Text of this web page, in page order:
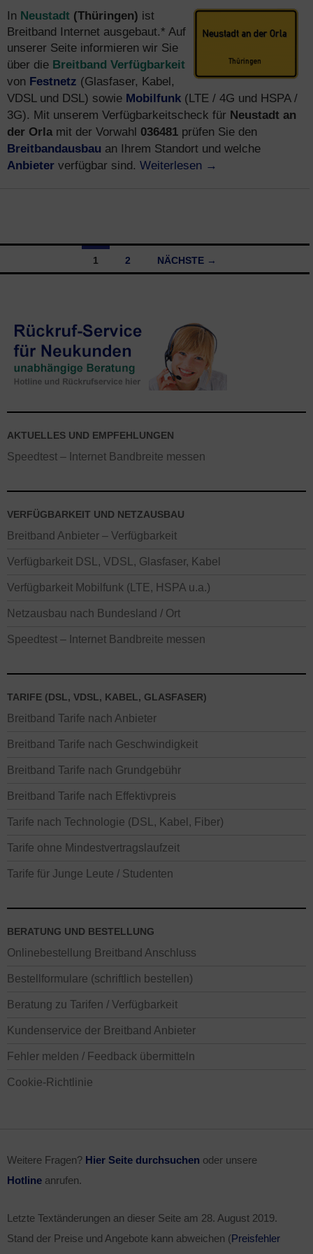
In Neustadt (Thüringen) ist
Breitband Internet ausgebaut.* Auf
unserer Seite informieren wir Sie
über die Breitband Verfügbarkeit
von Festnetz (Glasfaser, Kabel,
VDSL und DSL) sowie Mobilfunk (LTE / 4G und HSPA /
3G). Mit unserem Verfügbarkeitscheck für Neustadt an
der Orlamit der Vorwahl 036481 prüfen Sie den
Breitbandausbau an Ihrem Standort und welche
Anbieter verfügbar sind. Weiterlesen →
Beitragsnavigation
1 2 NÄCHSTE →
AKTUELLES UND EMPFEHLUNGEN
Speedtest – Internet Bandbreite messen
VERFÜGBARKEIT UND NETZAUSBAU
Breitband Anbieter – Verfügbarkeit
Verfügbarkeit DSL, VDSL, Glasfaser, Kabel
Verfügbarkeit Mobilfunk (LTE, HSPA u.a.)
Netzausbau nach Bundesland / Ort
Speedtest – Internet Bandbreite messen
TARIFE (DSL, VDSL, KABEL, GLASFASER)
Breitband Tarife nach Anbieter
Breitband Tarife nach Geschwindigkeit
Breitband Tarife nach Grundgebühr
Breitband Tarife nach Effektivpreis
Tarife nach Technologie (DSL, Kabel, Fiber)
Tarife ohne Mindestvertragslaufzeit
Tarife für Junge Leute / Studenten
BERATUNG UND BESTELLUNG
Onlinebestellung Breitband Anschluss
Bestellformulare (schriftlich bestellen)
Beratung zu Tarifen / Verfügbarkeit
Kundenservice der Breitband Anbieter
Fehler melden / Feedback übermitteln
Cookie-Richtlinie
Weitere Fragen? Hier Seite durchsuchen oder unsere
Hotline anrufen.
Letzte Textänderungen an dieser Seite am 28. August 2019.
Stand der Preise und Angebote kann abweichen (Preisfehler